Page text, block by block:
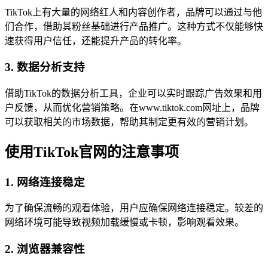
TikTok上有大量的网络红人和内容创作者，品牌可以通过与他
们合作，借助其粉丝基础进行产品推广。这种方式不仅能够快
速获得用户信任，还能提升产品的转化率。
3. 数据分析支持
借助TikTok的数据分析工具，企业可以实时跟踪广告效果和用
户反馈，从而优化营销策略。在www.tiktok.com网址上，品牌
可以获取相关的市场数据，帮助其制定更有效的营销计划。
使用TikTok官网的注意事项
1. 网络连接稳定
为了确保流畅的观看体验，用户应确保网络连接稳定。较差的
网络环境可能导致视频加载缓慢或卡顿，影响观看效果。
2. 浏览器兼容性